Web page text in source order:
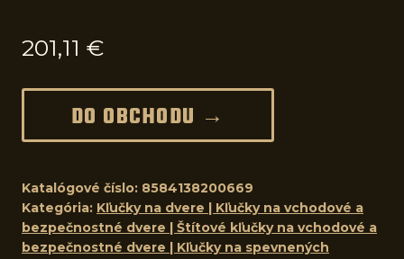
201,11 €
DO OBCHODU →
Katalógové číslo: 8584138200669
Kategória: Kľučky na dvere | Kľučky na vchodové a
bezpečnostné dvere | Štítové kľučky na vchodové a
bezpečnostné dvere | Kľučky na spevnených